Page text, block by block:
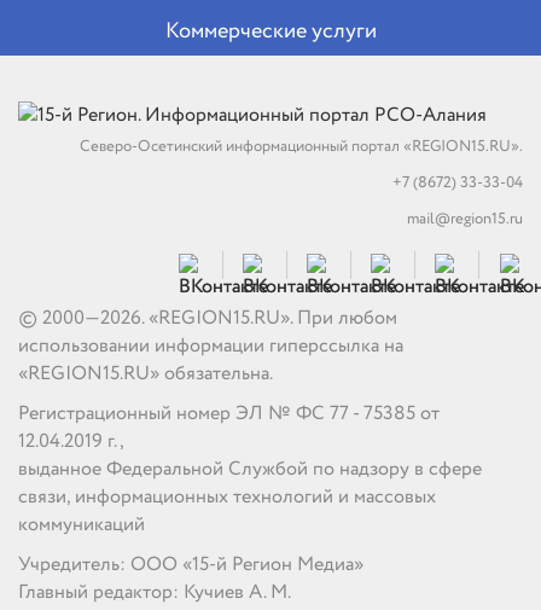
Коммерческие услуги
Северо-Осетинский информационный портал «REGION15.RU».
+7 (8672) 33-33-04
mail@region15.ru
© 2000—2026. «REGION15.RU». При любом
использовании информации гиперссылка на
«REGION15.RU» обязательна.
Регистрационный номер ЭЛ № ФС 77 - 75385 от
12.04.2019 г.,
выданное Федеральной Службой по надзору в сфере
связи, информационных технологий и массовых
коммуникаций
Учредитель: ООО «15-й Регион Медиа»
Главный редактор: Кучиев А. М.